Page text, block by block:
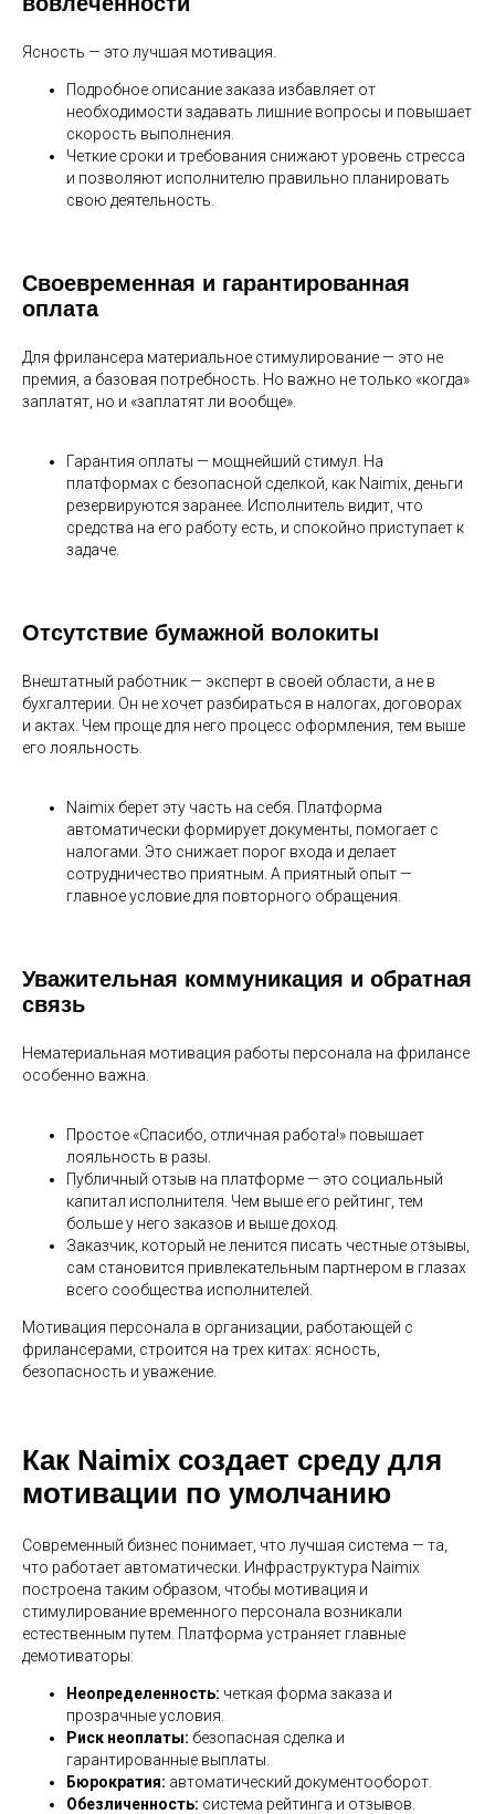
Ясность — это лучшая мотивация.
Подробное описание заказа избавляет от
необходимости задавать лишние вопросы и повышает
скорость выполнения.
Четкие сроки и требования снижают уровень стресса
и позволяют исполнителю правильно планировать
свою деятельность.
Своевременная и гарантированная
оплата
Для фрилансера материальное стимулирование — это не
премия, а базовая потребность. Но важно не только «когда»
заплатят, но и «заплатят ли вообще».
Гарантия оплаты — мощнейший стимул. На
платформах с безопасной сделкой, как Naimix, деньги
резервируются заранее. Исполнитель видит, что
средства на его работу есть, и спокойно приступает к
задаче.
Отсутствие бумажной волокиты
Внештатный работник — эксперт в своей области, а не в
бухгалтерии. Он не хочет разбираться в налогах, договорах
и актах. Чем проще для него процесс оформления, тем выше
его лояльность.
Naimix берет эту часть на себя. Платформа
автоматически формирует документы, помогает с
налогами. Это снижает порог входа и делает
сотрудничество приятным. А приятный опыт —
главное условие для повторного обращения.
Уважительная коммуникация и обратная
связь
Нематериальная мотивация работы персонала на фрилансе
особенно важна.
Простое «Спасибо, отличная работа!» повышает
лояльность в разы.
Публичный отзыв на платформе — это социальный
капитал исполнителя. Чем выше его рейтинг, тем
больше у него заказов и выше доход.
Заказчик, который не ленится писать честные отзывы,
сам становится привлекательным партнером в глазах
всего сообщества исполнителей.
Мотивация персонала в организации, работающей с
фрилансерами, строится на трех китах: ясность,
безопасность и уважение.
Как Naimix создает среду для
мотивации по умолчанию
Современный бизнес понимает, что лучшая система — та,
что работает автоматически. Инфраструктура Naimix
построена таким образом, чтобы мотивация и
стимулирование временного персонала возникали
естественным путем. Платформа устраняет главные
демотиваторы:
Неопределенность: четкая форма заказа и
прозрачные условия.
Риск неоплаты: безопасная сделка и
гарантированные выплаты.
Бюрократия: автоматический документооборот.
Обезличенность: система рейтинга и отзывов.